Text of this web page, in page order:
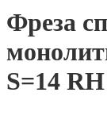
Фреза
S=14 RH